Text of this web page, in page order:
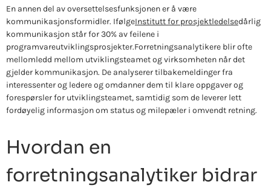
En annen del av oversettelsesfunksjonen er å være
kommunikasjonsformidler. IfølgeInstitutt for prosjektledelsedårlig
kommunikasjon står for 30% av feilene i
programvareutviklingsprosjekter.Forretningsanalytikere blir ofte
mellomledd mellom utviklingsteamet og virksomheten når det
gjelder kommunikasjon. De analyserer tilbakemeldinger fra
interessenter og ledere og omdanner dem til klare oppgaver og
forespørsler for utviklingsteamet, samtidig som de leverer lett
fordøyelig informasjon om status og milepæler i omvendt retning.
Hvordan en
forretningsanalytiker bidrar